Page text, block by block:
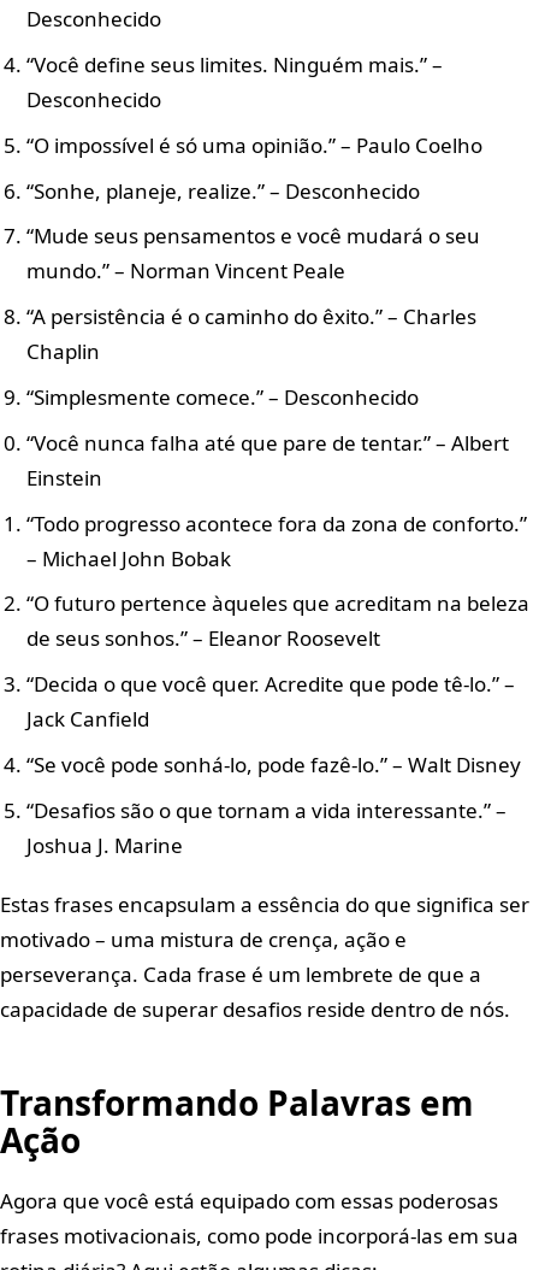
Desconhecido
“Você define seus limites. Ninguém mais.” –
Desconhecido
“O impossível é só uma opinião.” – Paulo Coelho
“Sonhe, planeje, realize.” – Desconhecido
“Mude seus pensamentos e você mudará o seu
mundo.” – Norman Vincent Peale
“A persistência é o caminho do êxito.” – Charles
Chaplin
“Simplesmente comece.” – Desconhecido
“Você nunca falha até que pare de tentar.” – Albert
Einstein
“Todo progresso acontece fora da zona de conforto.”
– Michael John Bobak
“O futuro pertence àqueles que acreditam na beleza
de seus sonhos.” – Eleanor Roosevelt
“Decida o que você quer. Acredite que pode tê-lo.” –
Jack Canfield
“Se você pode sonhá-lo, pode fazê-lo.” – Walt Disney
“Desafios são o que tornam a vida interessante.” –
Joshua J. Marine
Estas frases encapsulam a essência do que significa ser
motivado – uma mistura de crença, ação e
perseverança. Cada frase é um lembrete de que a
capacidade de superar desafios reside dentro de nós.
Transformando Palavras em
Ação
Agora que você está equipado com essas poderosas
frases motivacionais, como pode incorporá-las em sua